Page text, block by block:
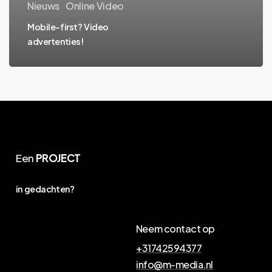
Nieuws Online Video
Mobile-first? Video
advertenties!
Een PROJECT
in gedachten?
Neem contact op
+31742594377
info@m-media.nl